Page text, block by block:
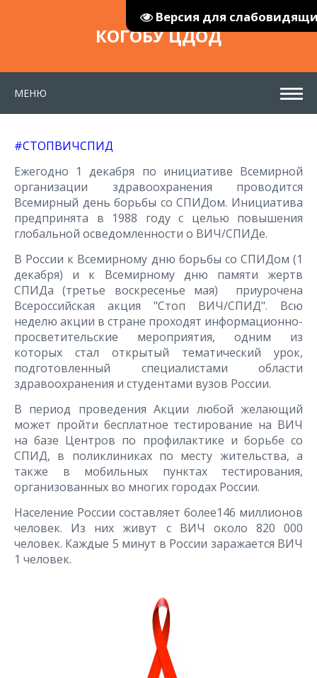
Версия для
КОГОБУ ЦДОД
МЕНЮ
#СТОПВИЧСПИД
Ежегодно 1 декабря по инициативе Всемирной
организации здравоохранения проводится
Всемирный день борьбы со СПИДом. Инициатива
предпринята в 1988 году с целью повышения
глобальной осведомленности о ВИЧ/СПИДе.
В России к Всемирному дню борьбы со СПИДом (1
декабря) и к Всемирному дню памяти жертв
СПИДа (третье воскресенье мая) приурочена
Всероссийская акция "Стоп ВИЧ/СПИД". Всю
неделю акции в стране проходят информационно-
просветительские мероприятия, одним из
которых стал открытый тематический урок,
подготовленный специалистами области
здравоохранения и студентами вузов России.
В период проведения Акции любой желающий
может пройти бесплатное тестирование на ВИЧ
на базе Центров по профилактике и борьбе со
СПИД, в поликлиниках по месту жительства, а
также в мобильных пунктах тестирования,
организованных во многих городах России.
Население России составляет более146 миллионов
человек. Из них живут с ВИЧ около 820 000
человек. Каждые 5 минут в России заражается ВИЧ
1 человек.